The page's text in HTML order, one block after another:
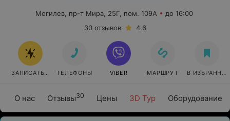
О нас Отзывы30 Цены 3D Тур Оборудование
Могилев, пр-т Мира, 25Г, пом. 109А
до 16:00
30 отзывов
4.6
ЗАПИСАТЬСЯ ОНЛАЙН
ТЕЛЕФОНЫ VIBER МАРШРУТ В ИЗБРАННОЕ